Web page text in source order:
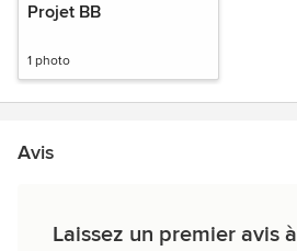
Projet BB
1 photo
Avis
Laissez un premier avis